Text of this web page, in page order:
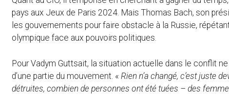
pays aux Jeux de Paris 2024. Mais Thomas Bach, son
les gouvernements pour faire obstacle à la Russie,
olympique face aux pouvoirs politiques.
Pour Vadym Guttsait, la situation actuelle dans le conflit
d’une partie du mouvement. « Rien n’a changé, c’est juste
détruites, combien de personnes ont été tuées – des